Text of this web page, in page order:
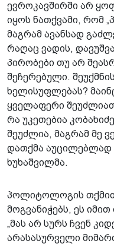
ევროკავშირში არ
იყოს ნათქვამი, რომ
მაგრამ ავანსად
რაღაც ვადის,
პირობები თუ არ
შეჩერებული.
ხელისუფლებას?
ყველაფერი შეუძლიათ
რა უკეთებია
შეუძლია, მაგრამ მე
დათქმა აუცილებლად
ხუხაშვილმა.
პოლიტოლოგის
მოგვანიჭებს, ეს
„მას არ სურს ჩვენ
არასასურველი